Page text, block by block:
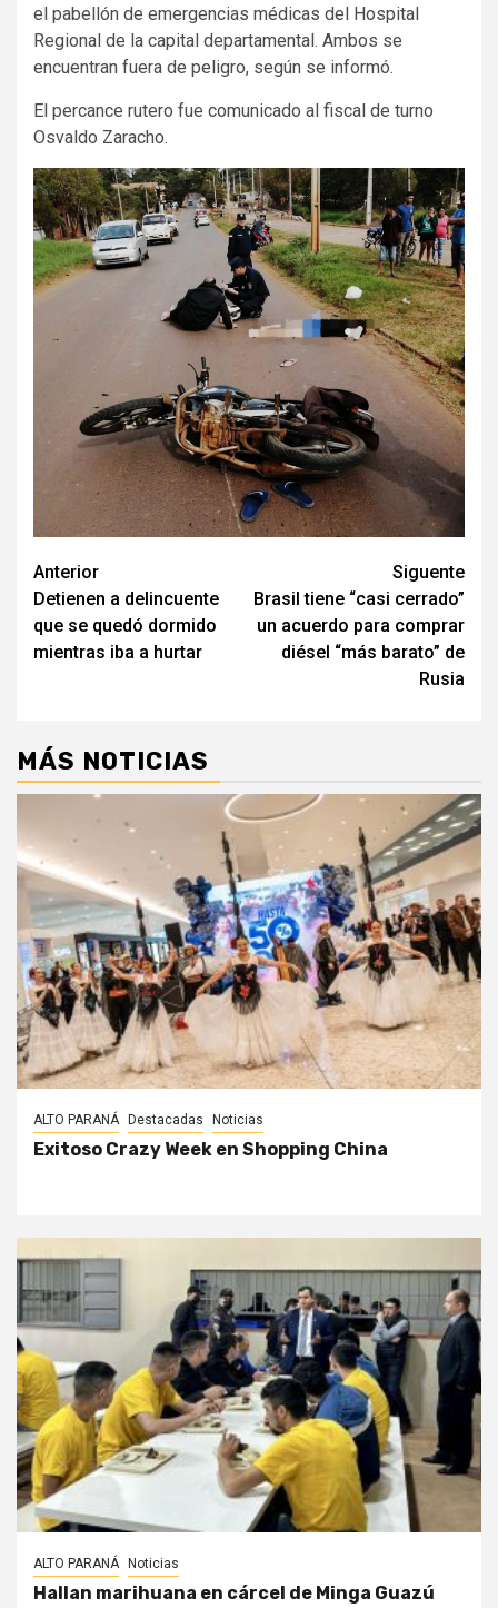
el pabellón de emergencias médicas del Hospital
Regional de la capital departamental. Ambos se
encuentran fuera de peligro, según se informó.
El percance rutero fue comunicado al fiscal de turno
Osvaldo Zaracho.
Navegación
de
entradas
Anterior
Detienen a delincuente
que se quedó dormido
mientras iba a hurtar
Siguente
Brasil tiene “casi cerrado”
un acuerdo para comprar
diésel “más barato” de
Rusia
MÁS NOTICIAS
ALTO PARANÁ Destacadas Noticias
Exitoso Crazy Week en Shopping China
ALTO PARANÁ Noticias
Hallan marihuana en cárcel de Minga Guazú